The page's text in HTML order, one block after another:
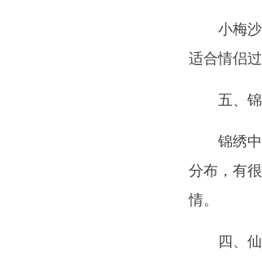
小梅
适合情侣
五、
锦绣
分布，有
情。
四、